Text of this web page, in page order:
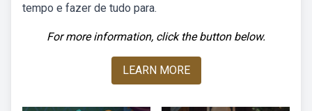
tempo e fazer de tudo para.
For more information, click the button below.
LEARN MORE